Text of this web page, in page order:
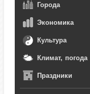
Города
Экономика
Культура
Климат, погода
Праздники